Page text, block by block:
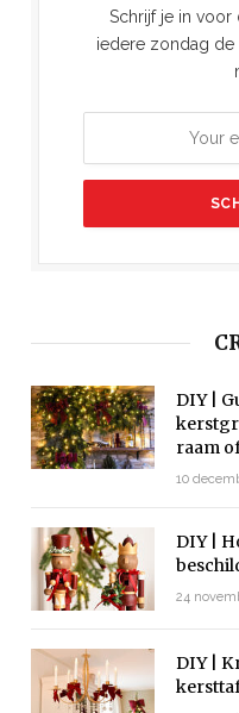
Schrijf je in voor
iedere zondag de
DIY |
raam
10
DIY |
24
DIY |